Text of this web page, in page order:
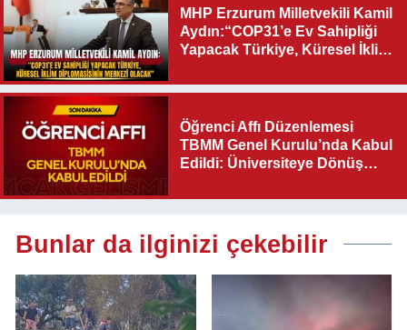
MHP Erzurum Milletvekili Kamil
Aydın:“COP31’e Ev Sahipliği
Yapacak Türkiye, Küresel İklim
Olacak"
Öğrenci Affı Düzenlemesi
TBMM Genel Kurulu’nda Kabul
Edildi: Üniversiteye Dönüş
Bunlar da ilginizi çekebilir